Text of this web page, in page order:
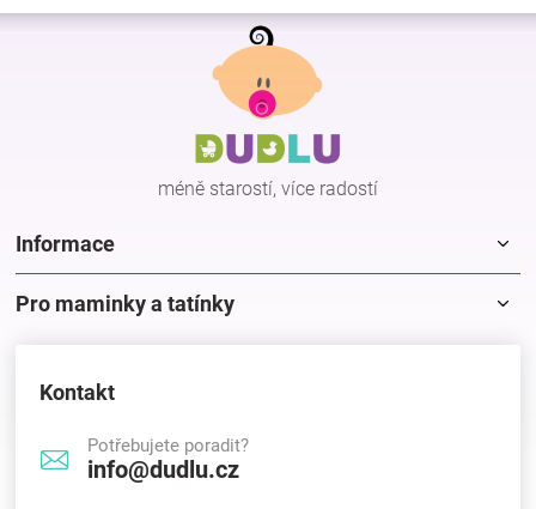
Z
méně starostí, více radostí
Informace
Pro maminky a tatínky
Kontakt
Potřebujete poradit?
info@dudlu.cz